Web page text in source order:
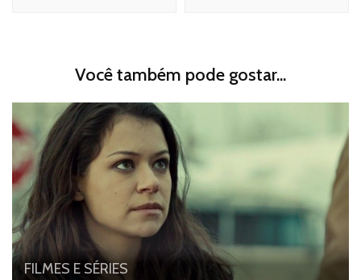
Você também pode gostar...
FILMES E SÉRIES